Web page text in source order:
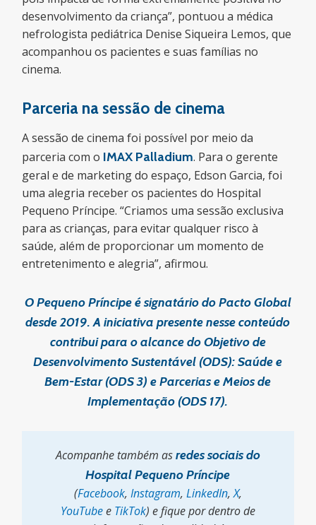
desenvolvimento da criança”, pontuou a médica
nefrologista pediátrica Denise Siqueira Lemos, que
acompanhou os pacientes e suas famílias no
cinema.
Parceria na sessão de cinema
A sessão de cinema foi possível por meio da
parceria com o IMAX Palladium. Para o gerente
geral e de marketing do espaço, Edson Garcia, foi
uma alegria receber os pacientes do Hospital
Pequeno Príncipe. “Criamos uma sessão exclusiva
para as crianças, para evitar qualquer risco à
saúde, além de proporcionar um momento de
entretenimento e alegria”, afirmou.
O Pequeno Príncipe é signatário do Pacto Global
desde 2019. A iniciativa presente nesse conteúdo
contribui para o alcance do Objetivo de
Desenvolvimento Sustentável (ODS): Saúde e
Bem-Estar (ODS 3)e Parcerias e Meios de
Implementação (ODS 17).
Acompanhe também asredes sociais do
Hospital Pequeno Príncipe
(Facebook, Instagram, LinkedIn,X,
YouTubee TikTok) e fique por dentro de